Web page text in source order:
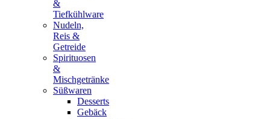
&
Tiefkühlware
Nudeln,
Reis &
Getreide
Spirituosen
&
Mischgetränke
Süßwaren
Desserts
Gebäck